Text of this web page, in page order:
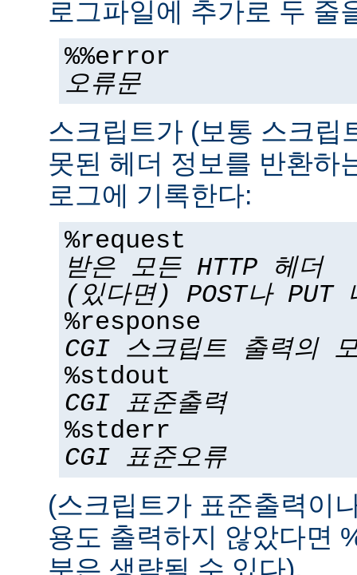
로그파일에 추가로 두 줄
%%error
오류문
스크립트가 (보통 스크립
못된 헤더 정보를 반환하
로그에 기록한다:
%request
받은 모든 HTTP 헤더
(있다면) POST나 PUT
%response
CGI 스크립트 출력의
%stdout
CGI 표준출력
%stderr
CGI 표준오류
(스크립트가 표준출력이
용도 출력하지 않았다면